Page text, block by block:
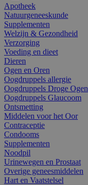
Apotheek
Natuurgeneeskunde
Supplementen
Welzijn & Gezondheid
Verzorging
Voeding en dieet
Dieren
Ogen en Oren
Oogdruppels allergie
Oogdruppels Droge Ogen
Oogdruppels Glaucoom
Ontsmetting
Middelen voor het Oor
Contraceptie
Condooms
Supplementen
Noodpil
Urinewegen en Prostaat
Overige geneesmiddelen
Hart en Vaatstelsel